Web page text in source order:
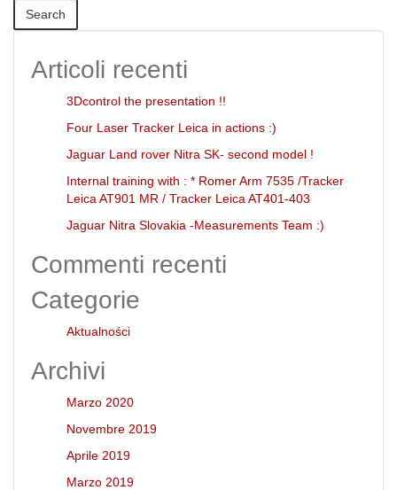
Articoli recenti
3Dcontrol the presentation !!
Four Laser Tracker Leica in actions :)
Jaguar Land rover Nitra SK- second model !
Internal training with : * Romer Arm 7535 /Tracker
Leica AT901 MR / Tracker Leica AT401-403
Jaguar Nitra Slovakia -Measurements Team :)
Commenti recenti
Categorie
Aktualności
Archivi
Marzo 2020
Novembre 2019
Aprile 2019
Marzo 2019